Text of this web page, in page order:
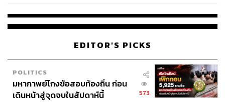
EDITOR'S PICKS
POLITICS
มหากาพย์โกงข้อสอบท้องถิ่น ก่อน
เดินหน้าสู่จุดจบในสัปดาห์นี้
573